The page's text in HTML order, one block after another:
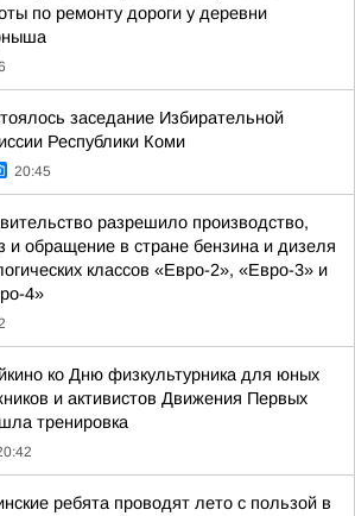
по ремонту дороги у деревни
заседание Избирательной
Республики Коми
20:45
разрешило производство,
и обращение в стране бензина и дизеля
классов «Евро-2», «Евро-3» и
4»
ко Дню физкультурника для юных
и активистов Движения Первых
тренировка
ребята проводят лето с пользой в